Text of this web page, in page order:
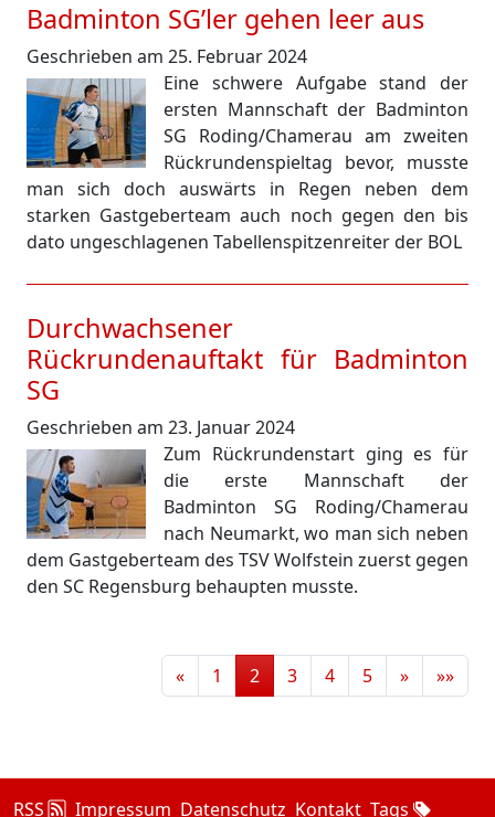
Badminton SG’ler gehen leer aus
Geschrieben am 25. Februar 2024
Eine schwere Aufgabe stand der
ersten Mannschaft der Badminton
SG Roding/Chamerau am zweiten
Rückrundenspieltag bevor, musste
man sich doch auswärts in Regen neben dem
starken Gastgeberteam auch noch gegen den bis
dato ungeschlagenen Tabellenspitzenreiter der BOL
Durchwachsener
Rückrundenauftakt für Badminton
SG
Geschrieben am 23. Januar 2024
Zum Rückrundenstart ging es für
die erste Mannschaft der
Badminton SG Roding/Chamerau
nach Neumarkt, wo man sich neben
dem Gastgeberteam des TSV Wolfstein zuerst gegen
den SC Regensburg behaupten musste.
« 1 2 3 4 5 » »»
RSS Impressum Datenschutz Kontakt Tags